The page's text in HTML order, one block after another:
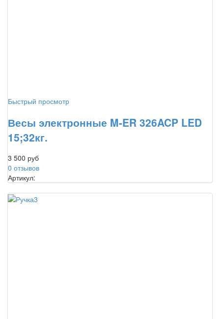
Быстрый просмотр
Весы электронные M-ER 326ACP LED
15;32кг.
3 500 руб
0 отзывов
Артикул: